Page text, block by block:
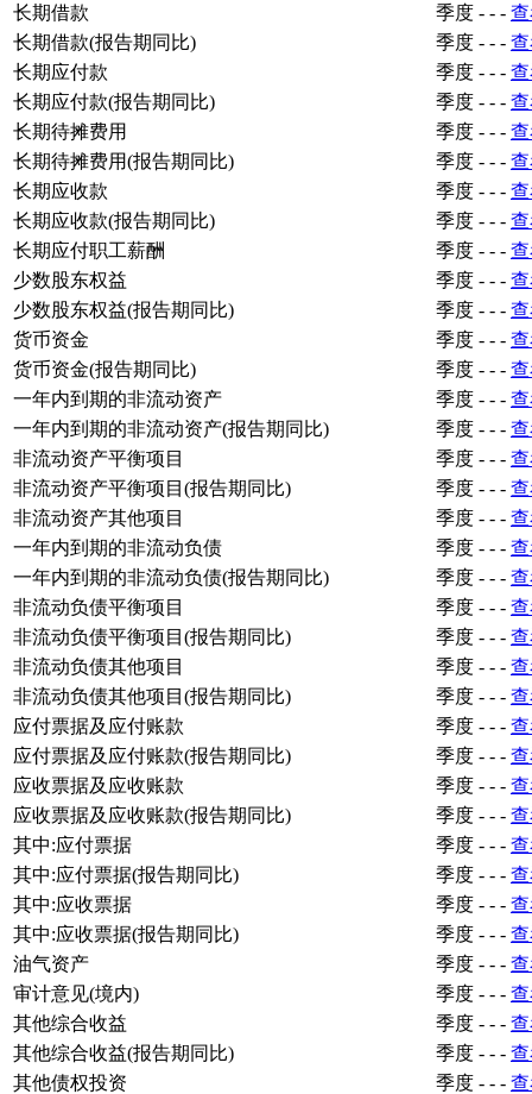
长期借款
季度 - - -
长期借款(报告期同比)
季度 - - -
长期应付款
季度 - - -
长期应付款(报告期同比)
季度 - - -
长期待摊费用
季度 - - -
长期待摊费用(报告期同比)
季度 - - -
长期应收款
季度 - - -
长期应收款(报告期同比)
季度 - - -
长期应付职工薪酬
季度 - - -
少数股东权益
季度 - - -
少数股东权益(报告期同比)
季度 - - -
货币资金
季度 - - -
货币资金(报告期同比)
季度 - - -
一年内到期的非流动资产
季度 - - -
一年内到期的非流动资产(报告期同比)
季度 - - -
非流动资产平衡项目
季度 - - -
非流动资产平衡项目(报告期同比)
季度 - - -
非流动资产其他项目
季度 - - -
一年内到期的非流动负债
季度 - - -
一年内到期的非流动负债(报告期同比)
季度 - - -
非流动负债平衡项目
季度 - - -
非流动负债平衡项目(报告期同比)
季度 - - -
非流动负债其他项目
季度 - - -
非流动负债其他项目(报告期同比)
季度 - - -
应付票据及应付账款
季度 - - -
应付票据及应付账款(报告期同比)
季度 - - -
应收票据及应收账款
季度 - - -
应收票据及应收账款(报告期同比)
季度 - - -
其中:应付票据
季度 - - -
其中:应付票据(报告期同比)
季度 - - -
其中:应收票据
季度 - - -
其中:应收票据(报告期同比)
季度 - - -
油气资产
季度 - - -
审计意见(境内)
季度 - - -
其他综合收益
季度 - - -
其他综合收益(报告期同比)
季度 - - -
其他债权投资
季度 - - -